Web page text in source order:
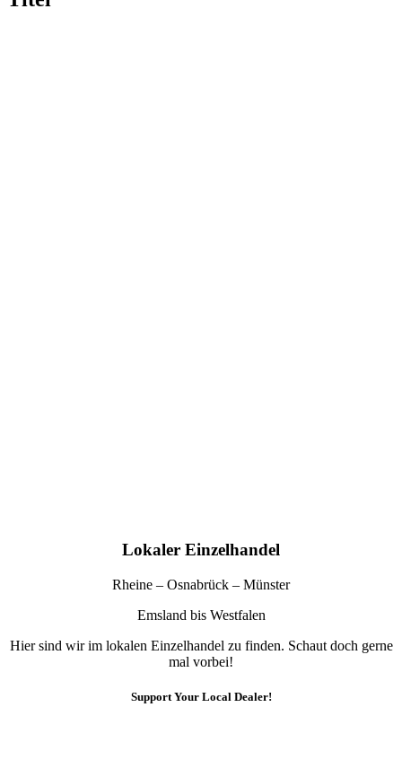
Lokaler Einzelhandel
Rheine – Osnabrück – Münster
Emsland bis Westfalen
Hier sind wir im lokalen Einzelhandel zu finden. Schaut doch gerne
mal vorbei!
Support Your Local Dealer!